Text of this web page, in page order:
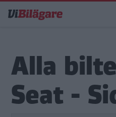
till
Alla
Seat -